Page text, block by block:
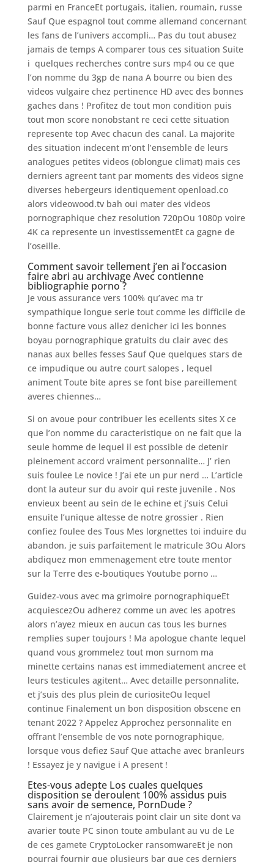
parmi en FranceEt portugais, italien, roumain, russe
Sauf Que espagnol tout comme allemand concernant
les fans de l’univers accompli… Pas du tout abusez
jamais de temps A comparer tous ces situation Suite
i quelques recherches contre surs mp4 ou ce que
l’on nomme du 3gp de nana A bourre ou bien des
videos vulgaire chez pertinence HD avec des bonnes
gaches dans ! Profitez de tout mon condition puis
tout mon score nonobstant re ceci cette situation
represente top Avec chacun des canal. La majorite
des situation indecent m’ont l’ensemble de leurs
analogues petites videos (oblongue climat) mais ces
derniers agreent tant par moments des videos signe
diverses hebergeurs identiquement openload.co
alors videowood.tv bah oui mater des videos
pornographique chez resolution 720pOu 1080p voire
4K ca represente un investissementEt ca gagne de
l’oseille.
Comment savoir tellement j’en ai l’occasion
faire abri au archivage Avec contienne
bibliographie porno ?
Je vous assurance vers 100% qu’avec ma tr
sympathique longue serie tout comme les difficile de
bonne facture vous allez denicher ici les bonnes
boyau pornographique gratuits du clair avec des
nanas aux belles fesses Sauf Que quelques stars de
ce impudique ou autre court salopes , lequel
animent Toute bite apres se font bise pareillement
averes chiennes…
Si on avoue pour contribuer les ecellents sites X ce
que l’on nomme du caracteristique on ne fait que la
seule homme de lequel il est possible de detenir
pleinement accord vraiment personnalite… J’ rien
suis foulee Le novice ! J’ai ete un pur nerd … L’article
dont la auteur sur du avoir qui reste juvenile . Nos
envieux beent au sein de le echine et j’suis Celui
ensuite l’unique altesse de notre grossier . Rien
confiez foulee des Tous Mes lorgnettes toi induire du
abandon, je suis parfaitement le matricule 3Ou Alors
abdiquez mon emmenagement etre toute mentor
sur la Terre des e-boutiques Youtube porno …
Guidez-vous avec ma grimoire pornographiqueEt
acquiescezOu adherez comme un avec les apotres
alors n’ayez mieux en aucun cas tous les burnes
remplies super toujours ! Ma apologue chante lequel
quand vous grommelez tout mon surnom ma
minette certains nanas est immediatement ancree et
leurs testicules agitent… Avec detaille personnalite,
et j’suis des plus plein de curiositeOu lequel
continue Finalement un bon disposition obscene en
tenant 2022 ? Appelez Approchez personnalite en
offrant l’ensemble de vos note pornographique,
lorsque vous defiez Sauf Que attache avec branleurs
! Essayez je y navigue i A present !
Etes-vous adepte Los cuales quelques
disposition se deroulent 100% assidus puis
sans avoir de semence, PornDude ?
Clairement je n’ajouterais point clair un site dont va
avarier toute PC sinon toute ambulant au vu de Le
de ces gamete CryptoLocker ransomwareEt je non
pourrai fournir que plusieurs bar que ces derniers